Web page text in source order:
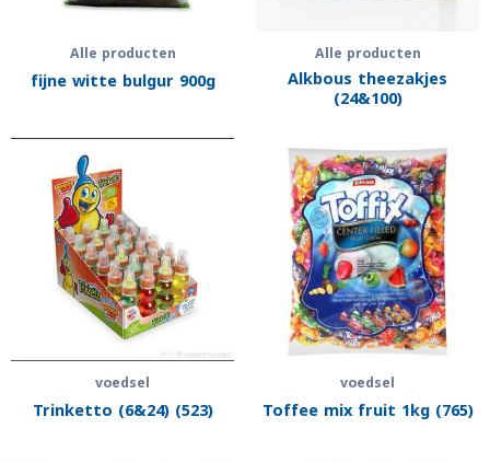
Alle producten
fijne witte bulgur 900g
Alle producten
Alkbous theezakjes
(24&100)
voedsel
Trinketto (6&24) (523)
voedsel
Toffee mix fruit 1kg (765)